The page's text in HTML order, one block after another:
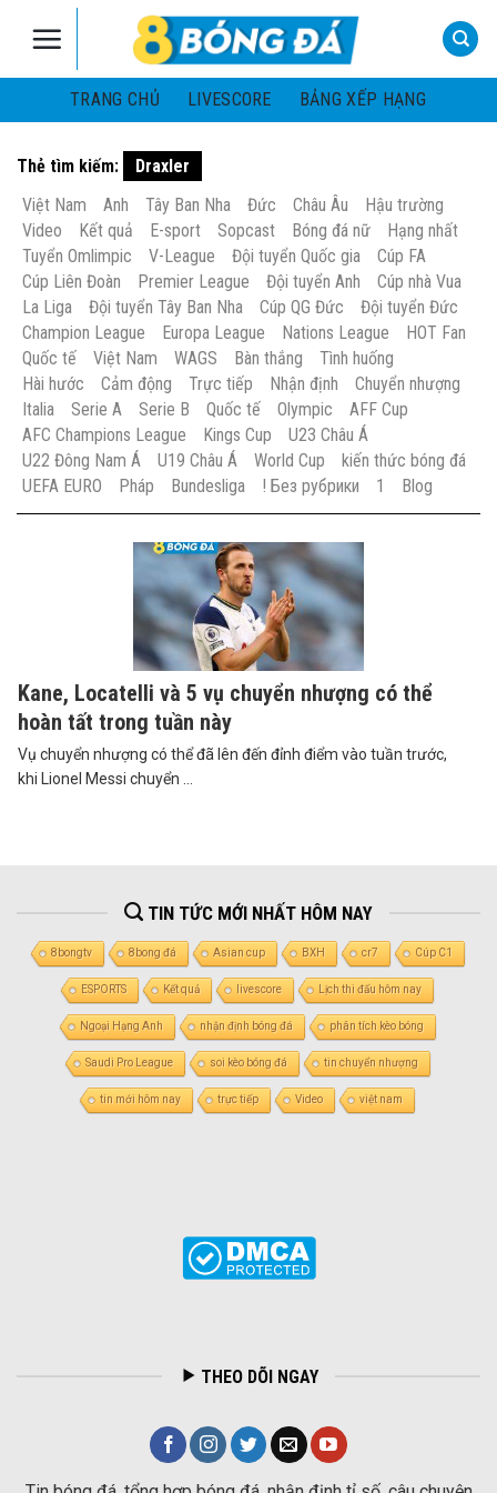
TRANG CHỦ
LIVESCORE BẢNG XẾP HẠNG
Thẻ tìm kiếm:
Draxler
Việt Nam
Anh Tây Ban Nha Đức Châu Âu
Hậu trường
Video
Kết quả E-sport Sopcast Bóng đá nữ
Hạng nhất
Tuyển Omlimpic
V-League Đội tuyển Quốc gia
Cúp FA
Cúp Liên Đoàn
Premier League Đội tuyển Anh
Cúp nhà Vua
La Liga
Đội tuyển Tây Ban Nha Cúp QG Đức
Đội tuyển Đức
Champion League
Europa League Nations League
HOT Fan
Quốc tế
Việt Nam WAGS Bàn thắng
Tình huống
Hài hước
Cảm động Trực tiếp Nhận định
Chuyển nhượng
Italia
Serie A Serie B Quốc tế Olympic
AFF Cup
AFC Champions League
Kings Cup
U23 Châu Á
U22 Đông Nam Á
U19 Châu Á World Cup
kiến thức bóng đá
UEFA EURO
Pháp Bundesliga ! Без рубрики 1 Blog
Kane, Locatelli và 5 vụ chuyển nhượng có thể
hoàn tất trong tuần này
Vụ chuyển nhượng có thể đã lên đến đỉnh điểm vào tuần trước,
khi Lionel Messi chuyển ...
TIN TỨC MỚI NHẤT HÔM NAY
8bongtv 8bong đá Asian cup BXH cr7 Cúp C1
ESPORTS Kết quả livescore Lịch thi đấu hôm nay
Ngoại Hạng Anh nhận định bóng đá phân tích kèo bóng
Saudi Pro League soi kèo bóng đá tin chuyển nhượng
tin mới hôm nay trực tiếp Video việt nam
THEO DÕI NGAY